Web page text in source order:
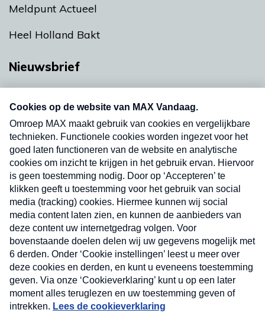
Meldpunt Actueel
Heel Holland Bakt
Nieuwsbrief
nieuwsbrief. Elke vrijdag- en dinsdagochtend in
uw mailbox.
Verzend
Nieuwsbrief
Neem hier een gratis abonnement op onze
nieuwsbrief. Elke vrijdag- en dinsdagochtend in uw